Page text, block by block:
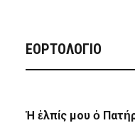
ΕΟΡΤΟΛΟΓΙΟ
Ἡ ἐλπίς μου ὁ